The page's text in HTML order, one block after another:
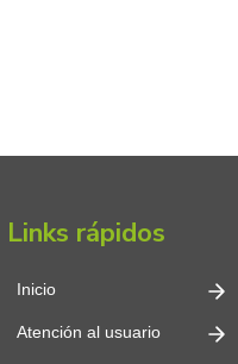
Links rápidos
Inicio
Atención al usuario